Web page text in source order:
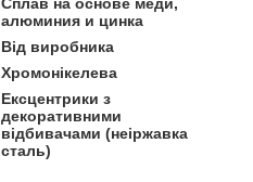
алюминия и цинка
Від виробника
Хромонікелева
Ексцентрики з
декоративними
відбивачами (неіржавка
сталь)